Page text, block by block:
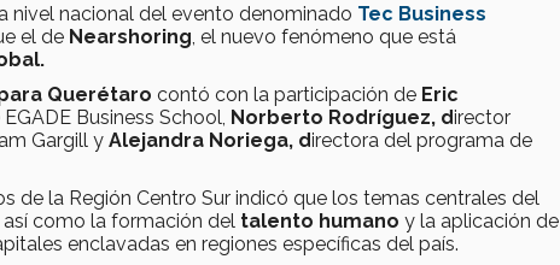
nivel nacional del evento denominado Tec Business
el de Nearshoring , el nuevo fenómeno que está
Querétaro contó con la participación de Eric
Business School, Norberto Rodríguez, director
Gargill y Alejandra Noriega, directora del programa de
de la Región Centro Sur indicó que los temas centrales del
, así como la formación del talento humano y la aplicación de
enclavadas en regiones específicas del país.